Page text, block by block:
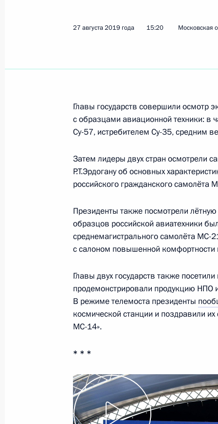
«МАКС-2019»
26 августа 2019 года, 14:35
26 августа 2019 года, 13:15
Перечень поручений по итогам
угледобывающих регионов
24 августа 2019 года, 10:00
Встреча с руководителями
22 августа 2019 года, 13:50
Внесены изменения в закон о
регулирования специальных
27 августа 2019 года 15:20 Московская
Главы государств совершили осмотр
с образцами авиационной техники: в
Су-57, истребителем Су-35, средним
Затем лидеры двух стран осмотрели
Р.Т.Эрдогану об основных
российского гражданского самолёта
Президенты также посмотрели
образцов российской авиатехники
среднемагистрального самолёта
с салоном повышенной комфортности
Главы двух государств также
продемонстрировали продукцию НПО
В режиме телемоста президенты
космической станции и поздравили
МС-14».
* * *